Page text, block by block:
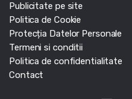
Publicitate pe site
Politica de Cookie
Protecția Datelor Personale
Termeni si conditii
Politica de confidentialitate
Contact